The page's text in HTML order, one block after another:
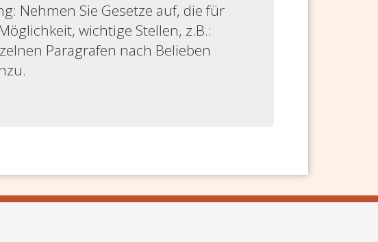
Nehmen Sie Gesetze auf, die für
wichtige Stellen, z.B.:
Paragrafen nach Belieben